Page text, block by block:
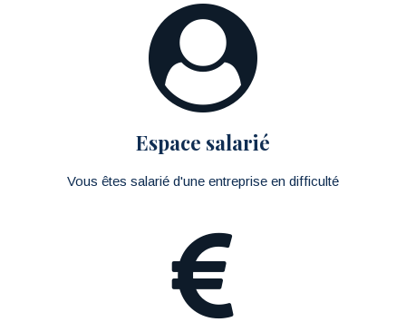
Espace salarié
Vous êtes salarié d'une entreprise en difficulté